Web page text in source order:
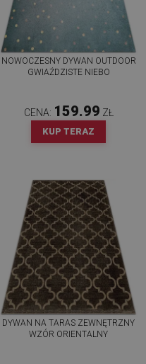
NOWOCZESNY DYWAN OUTDOOR
GWIAŹDZISTE NIEBO
CENA: 159.99 ZŁ
KUP TERAZ
DYWAN NA TARAS ZEWNĘTRZNY
WZÓR ORIENTALNY